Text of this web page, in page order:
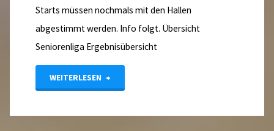
Starts müssen nochmals mit den Hallen
abgestimmt werden. Info folgt. Übersicht
Seniorenliga Ergebnisübersicht
WEITERLESEN "Ergebnisse